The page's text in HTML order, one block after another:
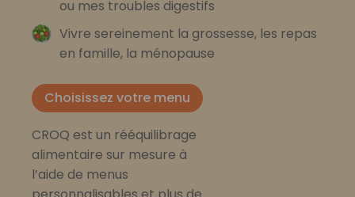
ou mes troubles digestifs
Vivre sereinement la grossesse, les repas
en famille, la ménopause
Choisissez votre menu
CROQ est un rééquilibrage
alimentaire sur mesure à
l’aide de menus